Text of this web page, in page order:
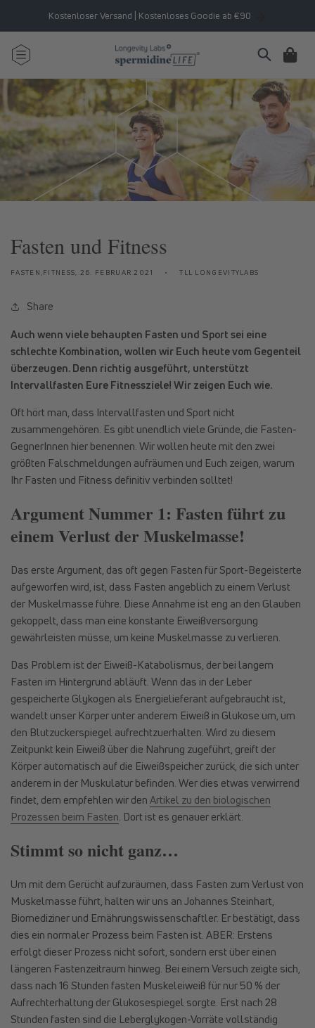
Inhalt
Kostenloser Versand | Kostenloses Goodie ab €90
Warenkorb
Fasten und Fitness
FASTEN,FITNESS, 26. FEBRUAR 2021 TLL LONGEVITYLABS
Share
Auch wenn viele behaupten Fasten und Sport sei eine
schlechte Kombination, wollen wir Euch heute vom Gegenteil
überzeugen. Denn richtig ausgeführt, unterstützt
Intervallfasten Eure Fitnessziele! Wir zeigen Euch wie.
Oft hört man, dass Intervallfasten und Sport nicht
zusammengehören. Es gibt unendlich viele Gründe, die Fasten-
GegnerInnen hier benennen. Wir wollen heute mit den zwei
größten Falschmeldungen aufräumen und Euch zeigen, warum
Ihr Fasten und Fitness definitiv verbinden solltet!
Argument Nummer 1: Fasten führt zu
einem Verlust der Muskelmasse!
Das erste Argument, das oft gegen Fasten für Sport-Begeisterte
aufgeworfen wird, ist, dass Fasten angeblich zu einem Verlust
der Muskelmasse führe. Diese Annahme ist eng an den Glauben
gekoppelt, dass man eine konstante Eiweißversorgung
gewährleisten müsse, um keine Muskelmasse zu verlieren.
Das Problem ist der Eiweiß-Katabolismus, der bei langem
Fasten im Hintergrund abläuft. Wenn das in der Leber
gespeicherte Glykogen als Energielieferant aufgebraucht ist,
wandelt unser Körper unter anderem Eiweiß in Glukose um, um
den Blutzuckerspiegel aufrechtzuerhalten. Wird zu diesem
Zeitpunkt kein Eiweiß über die Nahrung zugeführt, greift der
Körper automatisch auf die Eiweißspeicher zurück, die sich unter
anderem in der Muskulatur befinden. Wer dies etwas verwirrend
findet, dem empfehlen wir den Artikel zu den biologischen
Prozessen beim Fasten. Dort ist es genauer erklärt.
Stimmt so nicht ganz…
Um mit dem Gerücht aufzuräumen, dass Fasten zum Verlust von
Muskelmasse führt, halten wir uns an Johannes Steinhart,
Biomediziner und Ernährungswissenschaftler. Er bestätigt, dass
dies ein normaler Prozess beim Fasten ist. ABER: Erstens
erfolgt dieser Prozess nicht sofort, sondern erst über einen
längeren Fastenzeitraum hinweg. Bei einem Versuch zeigte sich,
dass nach 16 Stunden fasten Muskeleiweiß für nur 50 % der
Aufrechterhaltung der Glukosespiegel sorgte. Erst nach 28
Stunden fasten sind die Leberglykogen-Vorräte vollständig